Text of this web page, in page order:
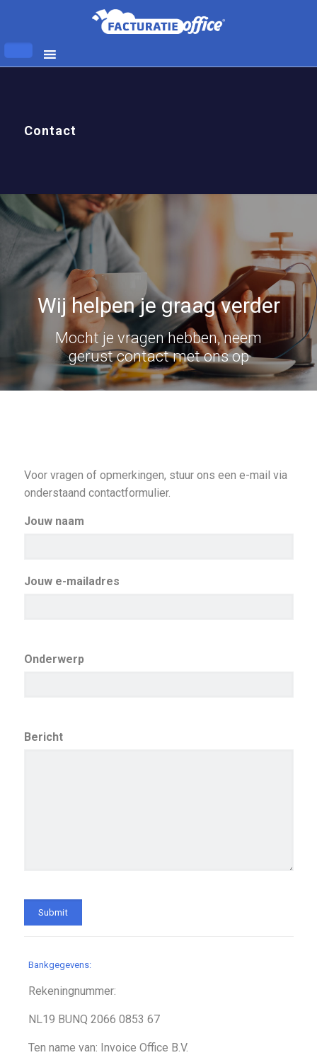
Contact
Wij helpen je graag verder
Mocht je vragen hebben, neem
gerust contact met ons op
Voor vragen of opmerkingen, stuur ons een e-mail via
onderstaand contactformulier.
Jouw naam
Jouw e-mailadres
Onderwerp
Bericht
Bankgegevens:
Rekeningnummer:
NL19 BUNQ 2066 0853 67
Ten name van: Invoice Office B.V.